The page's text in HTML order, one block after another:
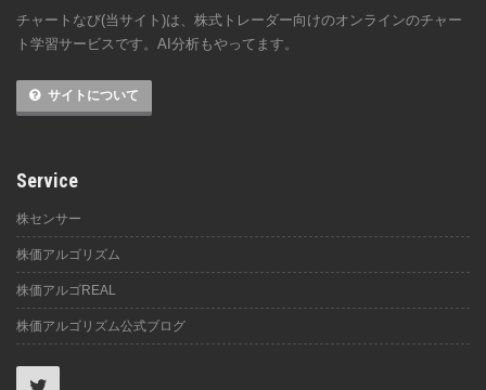
チャートなび(当サイト)は、株式トレーダー向けのオンラインのチャー
ト学習サービスです。AI分析もやってます。
サイトについて
Service
株センサー
株価アルゴリズム
株価アルゴREAL
株価アルゴリズム公式ブログ